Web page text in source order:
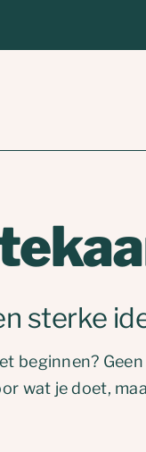
sterke
beginnen?
wat je doet,